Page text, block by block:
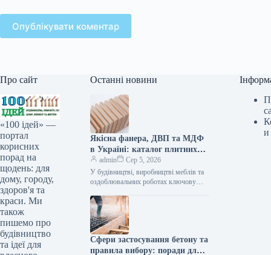
Опублікувати коментар
Про сайт
«100 ідей» —
портал
корисних
порад на
щодень: для
дому, городу,
здоров'я та
краси. Ми
також
пишемо про
будівництво
та ідеї для
Останні новини
Якісна фанера, ДВП та МДФ
в Україні: каталог плитних
матеріалів від «ВІН-ВУД»
admin
Сер 5, 2026
У будівництві, виробництві меблів та
оздоблювальних роботах ключову
сировини. Компанія «ВІН-ВУД» уже
тривалий час займається…
Сфери застосування бетону та
правила вибору: поради для
и